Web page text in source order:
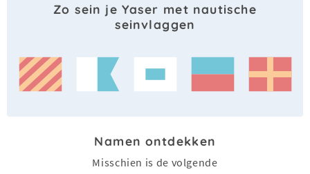
Zo sein je Yaser met nautische
seinvlaggen
Namen ontdekken
Misschien is de volgende